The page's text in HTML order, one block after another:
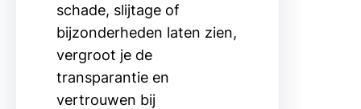
schade, slijtage of
bijzonderheden laten zien,
vergroot je de
transparantie en
vertrouwen bij